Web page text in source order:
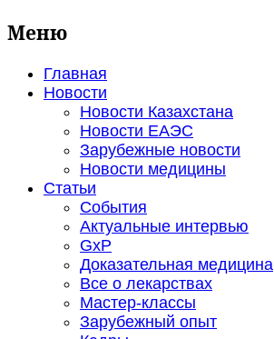
Меню
Главная
Новости
Новости Казахстана
Новости ЕАЭС
Зарубежные новости
Новости медицины
Статьи
События
Актуальные интервью
GxP
Доказательная медицина
Все о лекарствах
Мастер-классы
Зарубежный опыт